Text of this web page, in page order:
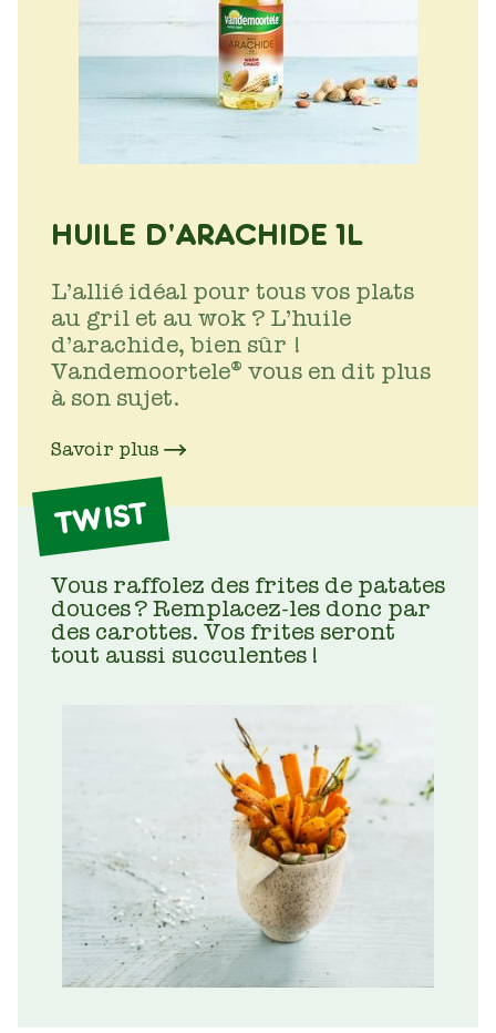
HUILE D'ARACHIDE 1L
L’allié idéal pour tous vos plats
au gril et au wok ? L’huile
d’arachide, bien sûr !
Vandemoortele® vous en dit plus
à son sujet.
Savoir plus
TWIST
Vous raffolez des frites de patates
douces ? Remplacez-les donc par
des carottes. Vos frites seront
tout aussi succulentes !